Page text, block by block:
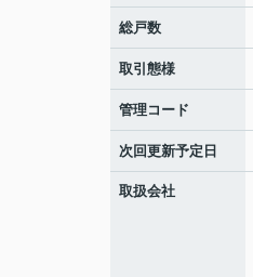
総戸数
取引態様
管理コード
次回更新予定日
取扱会社